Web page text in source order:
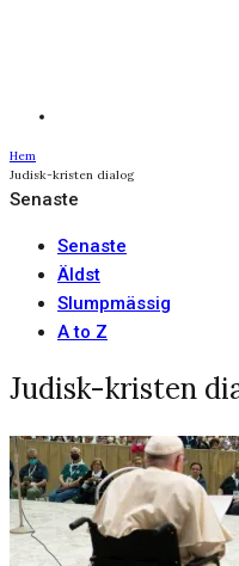
Hem
Judisk-kristen dialog
Senaste
Senaste
Äldst
Slumpmässig
A to Z
Judisk-kristen